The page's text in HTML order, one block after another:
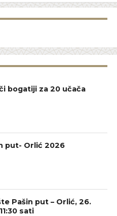
bogatiji za 20 učača
put- Orlić 2026
Pašin put – Orlić, 26.
sati